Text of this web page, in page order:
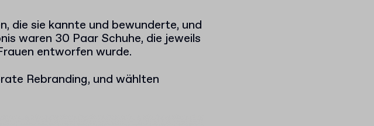
die sie kannte und bewunderte, und
waren 30 Paar Schuhe, die jeweils
entworfen wurde.
Rebranding, und wählten